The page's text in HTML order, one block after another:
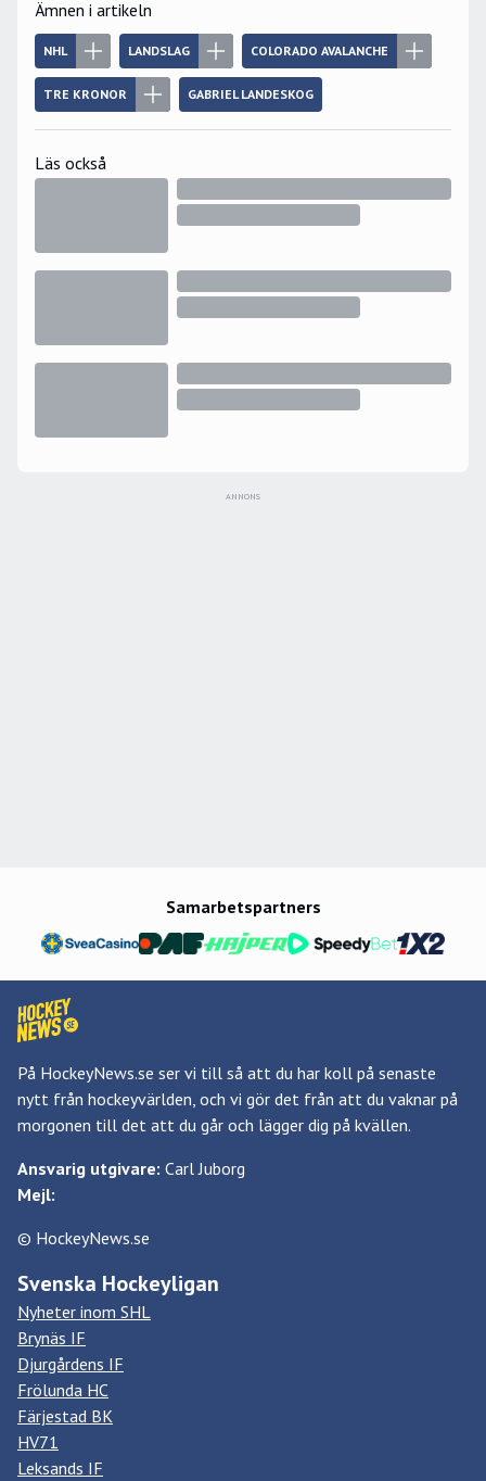
Ämnen i artikeln
NHL LANDSLAG COLORADO AVALANCHE
TRE KRONOR GABRIEL LANDESKOG
Läs också
ANNONS
Samarbetspartners
På HockeyNews.se ser vi till så att du har koll på senaste
nytt från hockeyvärlden, och vi gör det från att du vaknar på
morgonen till det att du går och lägger dig på kvällen.
Ansvarig utgivare: Carl Juborg
Mejl:
© HockeyNews.se
Svenska Hockeyligan
Nyheter inom SHL
Brynäs IF
Djurgårdens IF
Frölunda HC
Färjestad BK
HV71
Leksands IF